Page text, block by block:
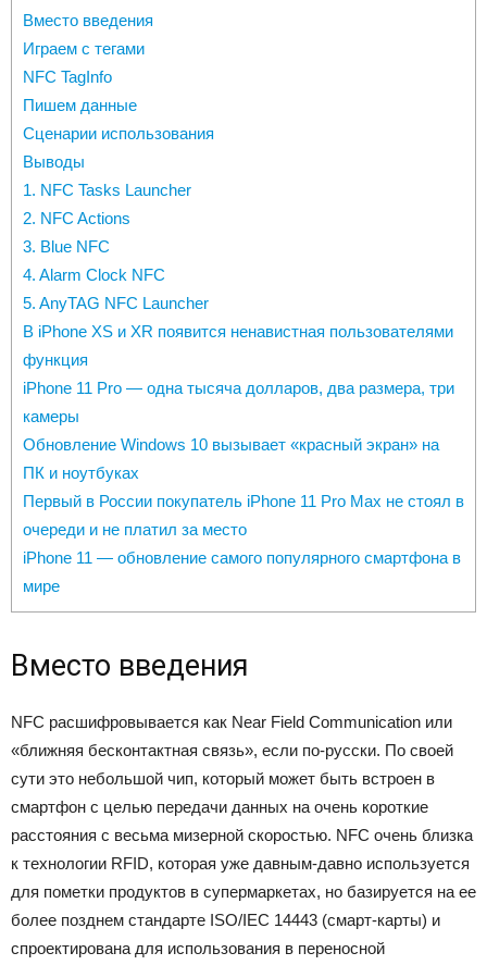
Вместо введения
Играем с тегами
NFC TagInfo
Пишем данные
Сценарии использования
Выводы
1. NFC Tasks Launcher
2. NFC Actions
3. Blue NFC
4. Alarm Clock NFC
5. AnyTAG NFC Launcher
В iPhone XS и XR появится ненавистная пользователями
функция
iPhone 11 Pro — одна тысяча долларов, два размера, три
камеры
Обновление Windows 10 вызывает «красный экран» на
ПК и ноутбуках
Первый в России покупатель iPhone 11 Pro Max не стоял в
очереди и не платил за место
iPhone 11 — обновление самого популярного смартфона в
мире
Вместо введения
NFC расшифровывается как Near Field Communication или
«ближняя бесконтактная связь», если по-русски. По своей
сути это небольшой чип, который может быть встроен в
смартфон с целью передачи данных на очень короткие
расстояния с весьма мизерной скоростью. NFC очень близка
к технологии RFID, которая уже давным-давно используется
для пометки продуктов в супермаркетах, но базируется на ее
более позднем стандарте ISO/IEC 14443 (смарт-карты) и
спроектирована для использования в переносной